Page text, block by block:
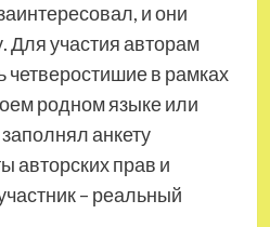
и они
Для участия авторам
четверостишие в рамках
родном языке или
анкету
авторских прав и
– реальный